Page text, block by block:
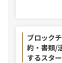
ブロック
約・書類/
するスタ